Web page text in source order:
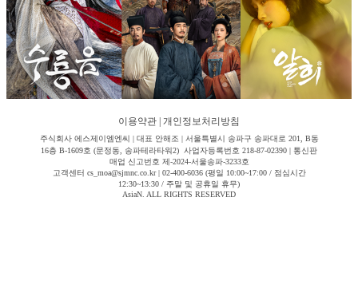
이용약관 개인정보처리방침
주식회사 에스제이엠엔씨 | 대표 안해조 | 서울특별시 송파구 송파대로 201, B동
16층 B-1609호 (문정동, 송파테라타워2) 사업자등록번호 218-87-02390 | 통신판
매업 신고번호 제-2024-서울송파-3233호
고객센터 cs_moa@sjmnc.co.kr | 02-400-6036 (평일 10:00~17:00 / 점심시간
12:30~13:30 / 주말 및 공휴일 휴무)
AsiaN. ALL RIGHTS RESERVED